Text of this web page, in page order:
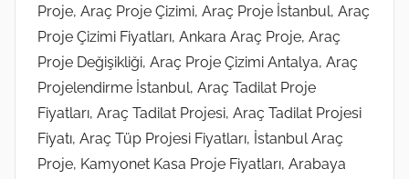
2
2
t
a
r
i
Proje, Araç Proje Çizimi, Araç Proje İstanbul, Araç
Proje Çizimi Fiyatları, Ankara Araç Proje, Araç
Proje Değişikliği, Araç Proje Çizimi Antalya, Araç
Projelendirme İstanbul, Araç Tadilat Proje
Fiyatları, Araç Tadilat Projesi, Araç Tadilat Projesi
Fiyatı, Araç Tüp Projesi Fiyatları, İstanbul Araç
Proje, Kamyonet Kasa Proje Fiyatları, Arabaya